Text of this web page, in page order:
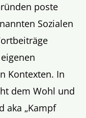
poste
Sozialen
Kontexten. In
dem Wohl und
aka „Kampf